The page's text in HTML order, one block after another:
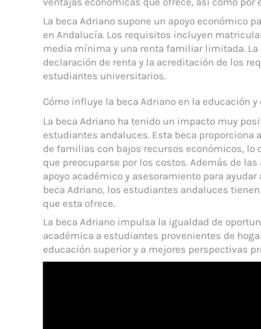
La beca Adriano supone un apoyo económico
en Andalucía. Los requisitos incluyen
media mínima y una renta familiar limitada.
declaración de renta y la acreditación de los
estudiantes universitarios.
Cómo influye la beca Adriano en la educación
La beca Adriano ha tenido un impacto muy
estudiantes andaluces. Esta beca
de familias con bajos recursos económicos,
que preocuparse por los costos. Además de
apoyo académico y asesoramiento para
beca Adriano, los estudiantes andaluces
que esta ofrece.
La beca Adriano impulsa la igualdad de
académica a estudiantes provenientes de
educación superior y a mejores perspectivas